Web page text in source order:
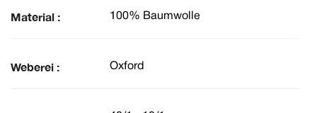
Material : 100% Baumwolle
Weberei : Oxford